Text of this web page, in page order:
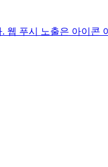
푸시 노출은 아이